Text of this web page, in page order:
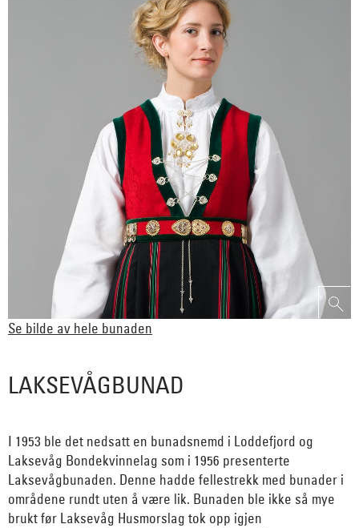
Se bilde av hele bunaden
LAKSEVÅGBUNAD
I 1953 ble det nedsatt en bunadsnemd i Loddefjord og
Laksevåg Bondekvinnelag som i 1956 presenterte
Laksevågbunaden. Denne hadde fellestrekk med bunader i
områdene rundt uten å være lik. Bunaden ble ikke så mye
brukt før Laksevåg Husmorslag tok opp igjen